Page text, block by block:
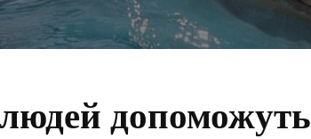
допоможуть